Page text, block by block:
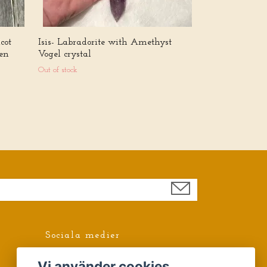
Isis- Labradorite with Amethyst
Vogel crystal
Out of stock
Sociala medier
Facebook